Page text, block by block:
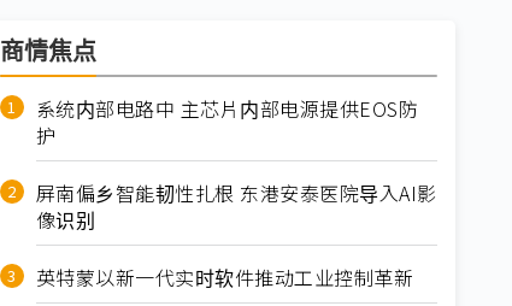
商情焦点
系统内部电路中 主芯片内部电源提供EOS防
护
屏南偏乡智能韧性扎根 东港安泰医院导入AI影
像识别
英特蒙以新一代实时软件推动工业控制革新